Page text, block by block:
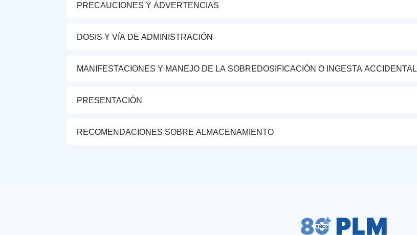
PRECAUCIONES Y ADVERTENCIAS
DOSIS Y VÍA DE ADMINISTRACIÓN
MANIFESTACIONES Y MANEJO DE LA SOBREDOSIFICACIÓN O INGESTA ACCIDENTAL
PRESENTACIÓN
RECOMENDACIONES SOBRE ALMACENAMIENTO